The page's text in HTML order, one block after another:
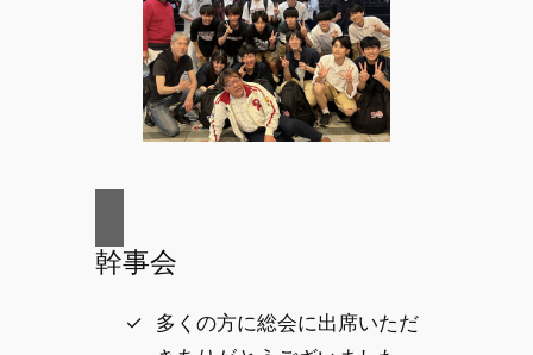
幹事会
多くの方に総会に出席いただ